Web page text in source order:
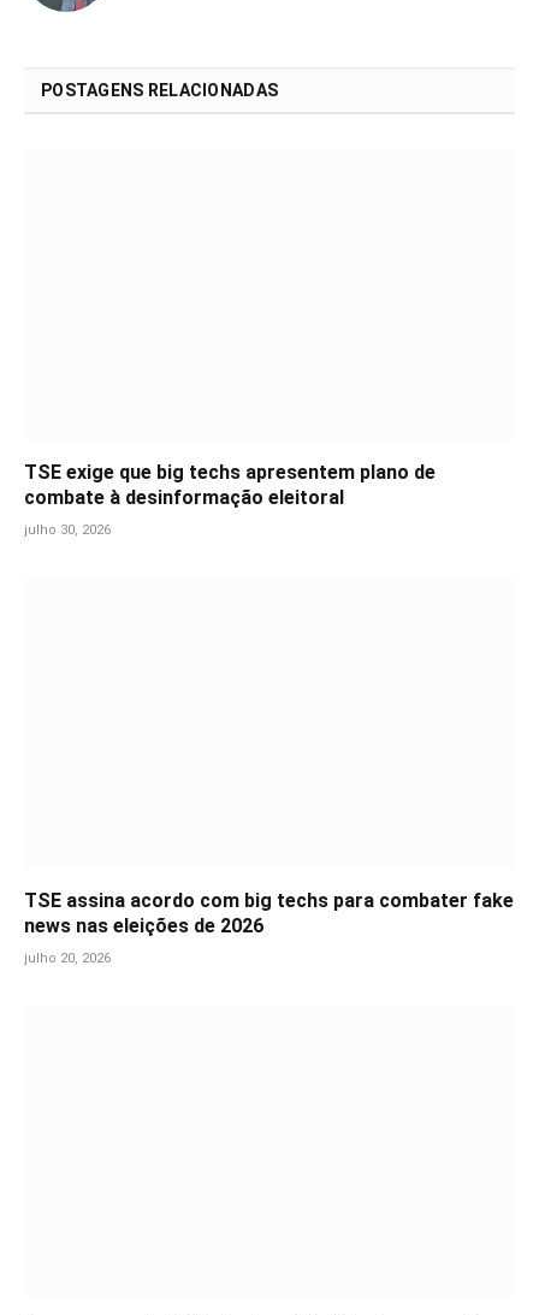
POSTAGENS RELACIONADAS
TSE exige que big techs apresentem plano de
combate à desinformação eleitoral
julho 30, 2026
TSE assina acordo com big techs para combater fake
news nas eleições de 2026
julho 20, 2026